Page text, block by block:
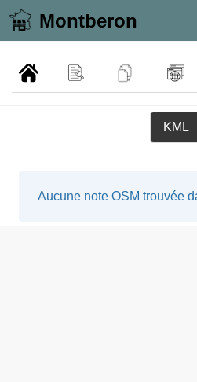
Montberon
KML
Aucune note OSM trouvée